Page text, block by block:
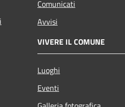
Comunicati
Avvisi
VIVERE IL COMUNE
Luoghi
Eventi